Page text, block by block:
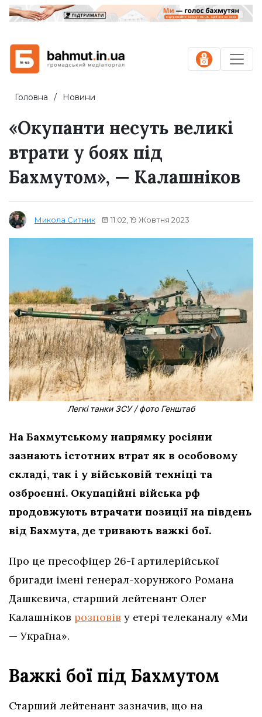
Головна Новини
«Окупанти несуть великі
втрати у боях під
Бахмутом», — Калашніков
Микола Ситник 11:02, 19 Жовтня 2023
Легкі танки ЗСУ / фото Генштаб
На Бахмутському напрямку росіяни
зазнають істотних втрат як в особовому
складі, так і у військовій техніці та
озброєнні. Окупаційні війська рф
продовжують втрачати позиції на південь
від Бахмута, де тривають важкі бої.
Про це пресофіцер 26-ї артилерійської
бригади імені генерал-хорунжого Романа
Дашкевича, старший лейтенант Олег
Калашніков розповів у етері телеканалу «Ми
— Україна».
Важкі бої під Бахмутом
Старший лейтенант зазначив, що на